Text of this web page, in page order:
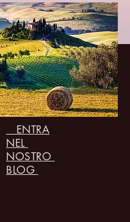
ENTRA
NEL
NOSTRO
BLOG